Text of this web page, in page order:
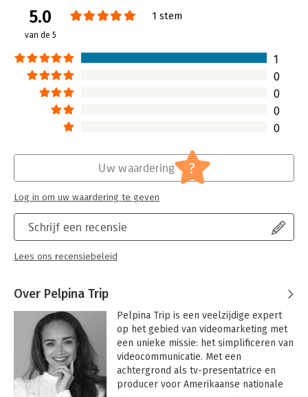
5.0
van de 5
1 stem
1
0
0
0
0
Schrijf een recensie
Lees ons recensiebeleid
Uw waardering ?
Log in om uw waardering te geven
Over Pelpina Trip
Pelpina Trip is een veelzijdige expert
op het gebied van videomarketing met
een unieke missie: het simplificeren van
videocommunicatie. Met een
achtergrond als tv-presentatrice en
producer voor Amerikaanse nationale